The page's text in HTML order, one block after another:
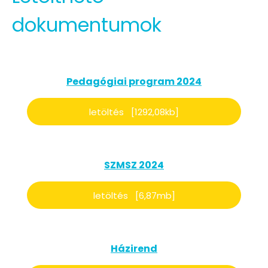
dokumentumok
Pedagógiai program 2024
letöltés [1292,08kb]
SZMSZ 2024
letöltés [6,87mb]
Házirend